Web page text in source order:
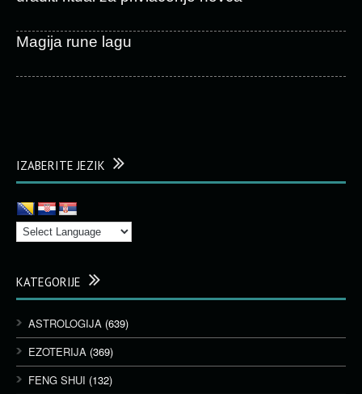
Magija rune lagu
IZABERITE JEZIK
KATEGORIJE
ASTROLOGIJA (639)
EZOTERIJA (369)
FENG SHUI (132)